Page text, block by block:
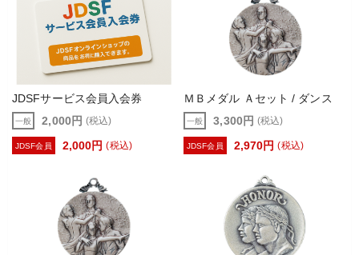
JDSFサービス会員入会券
一般 2,000円(税込)
JDSF会員 2,000円 (税込)
ＭＢメダル Ａセット / ダンス
一般 3,300円(税込)
JDSF会員 2,970円 (税込)